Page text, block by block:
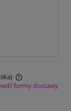
formy dostawy